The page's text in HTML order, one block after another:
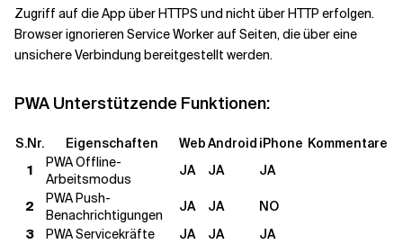
Zugriff auf die App über HTTPS und nicht über HTTP erfolgen.
Browser ignorieren Service Worker auf Seiten, die über eine
unsichere Verbindung bereitgestellt werden.
PWA Unterstützende Funktionen:
S.Nr. Eigenschaften WebAndroid iPhone Kommentare
1
PWA Offline-
Arbeitsmodus
JA JA JA
2
PWA Push-
Benachrichtigungen
JA JA
NO
3
PWA Servicekräfte JA JA JA